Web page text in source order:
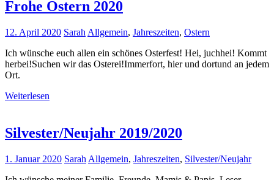
Frohe Ostern 2020
12. April 2020 Sarah Allgemein, Jahreszeiten, Ostern
Ich wünsche euch allen ein schönes Osterfest! Hei, juchhei! Kommt
herbei!Suchen wir das Osterei!Immerfort, hier und dortund an jedem
Ort.
Weiterlesen
Silvester/Neujahr 2019/2020
1. Januar 2020 Sarah Allgemein, Jahreszeiten, Silvester/Neujahr